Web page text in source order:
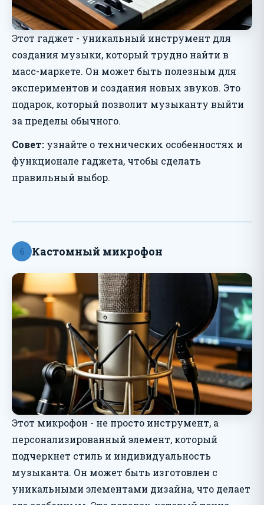
Этот гаджет - уникальный инструмент для
создания музыки, который трудно найти в
масс-маркете. Он может быть полезным для
экспериментов и создания новых звуков. Это
подарок, который позволит музыканту выйти
за пределы обычного.
Совет: узнайте о технических особенностях и
функционале гаджета, чтобы сделать
правильный выбор.
6 Кастомный микрофон
Этот микрофон - не просто инструмент, а
персонализированный элемент, который
подчеркнет стиль и индивидуальность
музыканта. Он может быть изготовлен с
уникальными элементами дизайна, что делает